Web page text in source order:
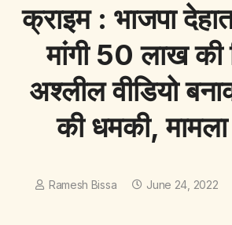
क्राइम : भाजपा
मांगी 50 लाख की
अश्लील वीडियो
की धमकी,
Ramesh Bissa June 24, 2022